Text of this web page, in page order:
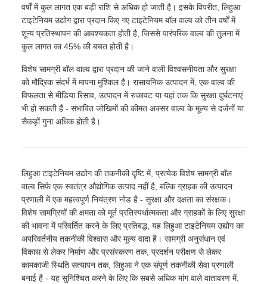
वर्षों में कुल लागत एक बड़ी राशि से अधिक हो जाती है। इसके विपरीत, लिहुआ
टाइटेनियम उद्योग द्वारा प्रदान किए गए टाइटेनियम बॉल वाल्व को तीन वर्षों में
शून्य प्रतिस्थापन की आवश्यकता होती है, जिससे पारंपरिक वाल्व की तुलना में
कुल लागत का 45% की बचत होती है।
विशेष सामग्री बॉल वाल्व द्वारा प्रदान की जाने वाली विश्वसनीयता और सुरक्षा
को मौद्रिक संदर्भ में मापना मुश्किल है। रासायनिक उत्पादन में, एक वाल्व की
विफलता से मीडिया रिसाव, उत्पादन में रुकावट या यहां तक ​​कि सुरक्षा दुर्घटनाएं
भी हो सकती हैं - संभावित जोखिमों की कीमत अक्सर वाल्व के मूल्य से दर्जनों या
सैकड़ों गुना अधिक होती है।
लिहुआ टाइटेनियम उद्योग की तकनीकी दृष्टि में, प्रत्येक विशेष सामग्री बॉल
वाल्व सिर्फ एक स्वतंत्र औद्योगिक उत्पाद नहीं है, बल्कि ग्राहक की उत्पादन
प्रणाली में एक महत्वपूर्ण नियंत्रण नोड है - सुरक्षा और दक्षता का संरक्षक।
विशेष सामग्रियों की क्षमता को मूर्त प्रतिस्पर्धात्मकता और ग्राहकों के लिए सुरक्षा
की भावना में परिवर्तित करने के लिए प्रतिबद्ध, यह लिहुआ टाइटेनियम उद्योग का
अपरिवर्तनीय तकनीकी विश्वास और मूल्य वादा है। सामग्री अनुसंधान एवं
विकास से लेकर निर्माण और प्रसंस्करण तक, प्रदर्शन परीक्षण से लेकर
कामकाजी स्थिति सत्यापन तक, लिहुआ ने एक संपूर्ण तकनीकी सेवा प्रणाली
बनाई है - यह सुनिश्चित करने के लिए कि सबसे अधिक मांग वाले वातावरण में,